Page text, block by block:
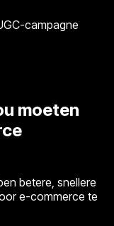
campagne
moeten
betere, snellere
e-commerce te